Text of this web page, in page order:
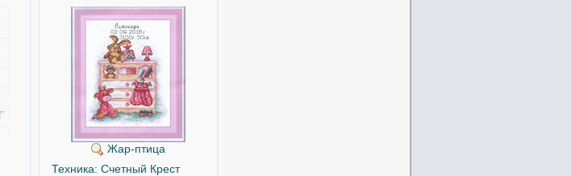
Жар-птица
Техника: Счетный Крест